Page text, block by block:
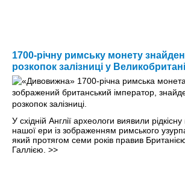
1700-річну римську монету
розкопок залізниці у
У східній Англії археологи виявили
нашої ери із зображенням римського
який протягом семи років правив
Галлією. >>